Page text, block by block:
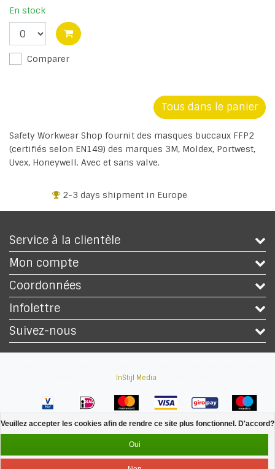
En stock
Comparer
Tous dans le panier
Safety Workwear Shop fournit des masques buccaux FFP2
(certifiés selon EN149) des marques 3M, Moldex, Portwest,
Uvex, Honeywell. Avec et sans valve.
+32 3 318 94 61
Service à la clientèle
Mon compte
Coordonnées
Infolettre
Suivez-nous
InStijl Media
Veuillez accepter les cookies afin de rendre ce site plus fonctionnel. D'accord?
Oui